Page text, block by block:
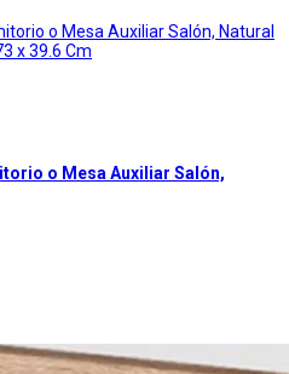
o Mesa Auxiliar Salón,